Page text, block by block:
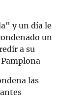
y un día le
un
a su
las